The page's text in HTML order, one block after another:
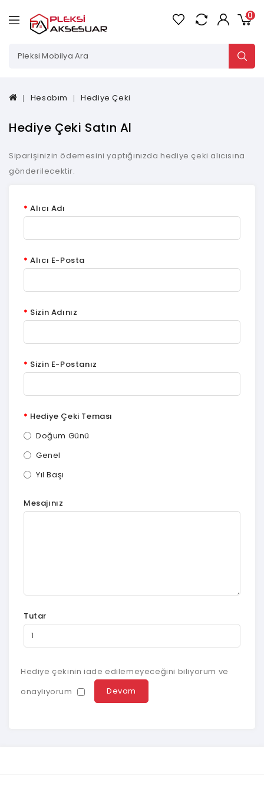
0
Hesabım Hediye Çeki
Hediye Çeki Satın Al
Siparişinizin ödemesini yaptığınızda hediye çeki alıcısına
gönderilecektir.
Alıcı Adı
Alıcı E-Posta
Sizin Adınız
Sizin E-Postanız
Hediye Çeki Teması
Doğum Günü
Genel
Yıl Başı
Mesajınız
Tutar
Hediye çekinin iade edilemeyeceğini biliyorum ve
onaylıyorum